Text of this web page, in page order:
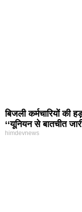
बिजली कर्मचारियों की
‘‘यूनियन से बातचीत
himdevnews